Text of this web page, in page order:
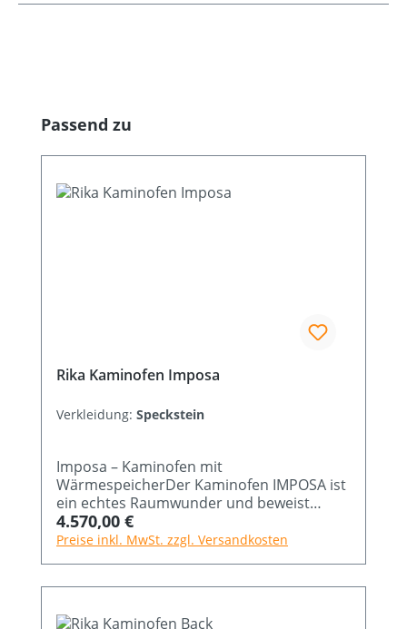
Produktgalerie überspringen
Passend zu
Rika Kaminofen Imposa
Verkleidung: Speckstein
Imposa – Kaminofen mit
WärmespeicherDer Kaminofen IMPOSA ist
ein echtes Raumwunder und beweist
einmal mehr, dass wahre Größe nichts mit
den Ausmaßen zu tun hat. Wie kein
eindrucksvollen Innenraum mit extrem
kompakten Außenabmessungen für eine
Regulärer Preis:
4.570,00 €
Preise inkl. MwSt. zzgl. Versandkosten